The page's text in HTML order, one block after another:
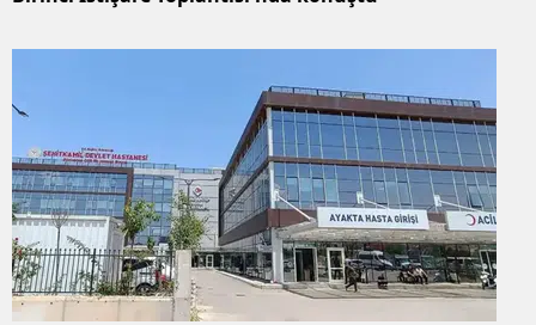
Yalova
Karabük
Kilis
Osmaniye
Düzce